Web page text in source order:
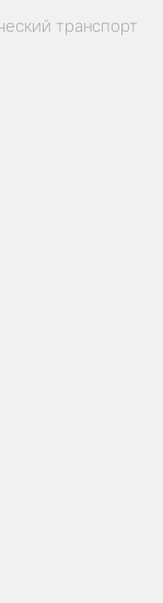
транспорт